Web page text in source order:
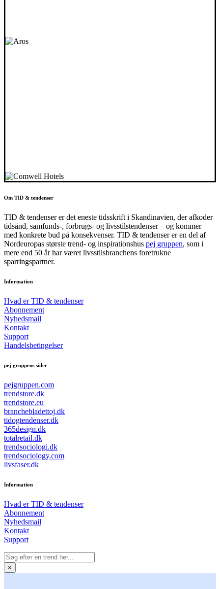
Om TID & tendenser
TID & tendenser er det eneste tidsskrift i Skandinavien, der afkoder
tidsånd, samfunds-, forbrugs- og livsstilstendenser – og kommer
med konkrete bud på konsekvenser. TID & tendenser er en del af
Nordeuropas største trend- og inspirationshus pej gruppen, som i
mere end 50 år har været livsstilsbranchens foretrukne
sparringspartner.
Information
Hvad er TID & tendenser
Abonnement
Nyhedsmail
Kontakt
Support
Handelsbetingelser
pej gruppens sider
pejgruppen.com
trendstore.dk
trendstore.eu
branchebladettoj.dk
tidogtendenser.dk
365design.dk
totalretail.dk
trendsociologi.dk
trendsociology.com
livsfaser.dk
Information
Hvad er TID & tendenser
Abonnement
Nyhedsmail
Kontakt
Support
×